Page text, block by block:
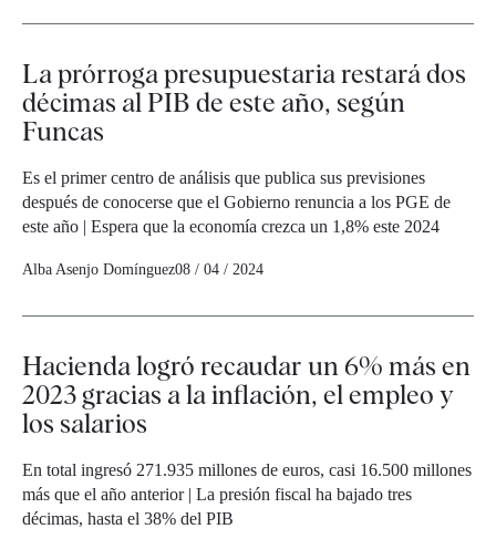
La prórroga presupuestaria restará dos
décimas al PIB de este año, según
Funcas
Es el primer centro de análisis que publica sus previsiones
después de conocerse que el Gobierno renuncia a los PGE de
este año | Espera que la economía crezca un 1,8% este 2024
Alba Asenjo Domínguez08 / 04 / 2024
Hacienda logró recaudar un 6% más en
2023 gracias a la inflación, el empleo y
los salarios
En total ingresó 271.935 millones de euros, casi 16.500 millones
más que el año anterior | La presión fiscal ha bajado tres
décimas, hasta el 38% del PIB